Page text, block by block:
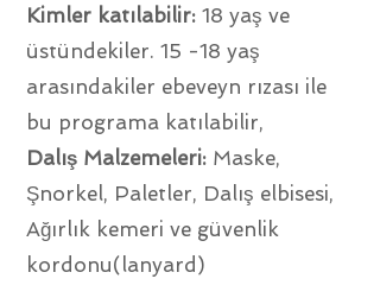
Kimler katılabilir: 18 yaş ve
üstündekiler. 15 -18 yaş
arasındakiler ebeveyn rızası ile
bu programa katılabilir,
Dalış Malzemeleri: Maske,
Şnorkel, Paletler, Dalış elbisesi,
Ağırlık kemeri ve güvenlik
kordonu(lanyard)